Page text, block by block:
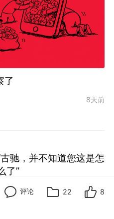
了
8天前
古驰，并不知道您这是怎
了”
11 6 14
评论 22 8